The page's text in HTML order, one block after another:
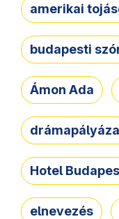
amerikai
budapesti
Ámon Ada
Hotel
elnevezés